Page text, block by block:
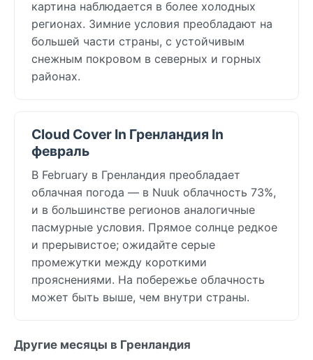
картина наблюдается в более холодных
регионах. Зимние условия преобладают на
большей части страны, с устойчивым
снежным покровом в северных и горных
районах.
Cloud Cover In Гренландия In
февраль
В February в Гренландия преобладает
облачная погода — в Nuuk облачность 73%,
и в большинстве регионов аналогичные
пасмурные условия. Прямое солнце редкое
и прерывистое; ожидайте серые
промежутки между короткими
прояснениями. На побережье облачность
может быть выше, чем внутри страны.
Другие месяцы в Гренландия